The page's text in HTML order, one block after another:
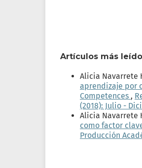
Artículos más
Alicia Navarrete
aprendizaje por
Competences ,
(2018): Julio -
Alicia Navarrete
como factor
Producción